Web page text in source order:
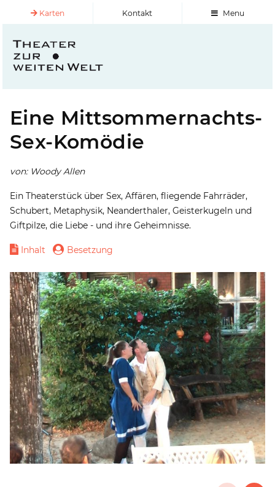
Karten Kontakt Menu
Eine Mittsommernachts-
Sex-Komödie
von: Woody Allen
Ein Theaterstück über Sex, Affären, fliegende Fahrräder,
Schubert, Metaphysik, Neanderthaler, Geisterkugeln und
Giftpilze, die Liebe - und ihre Geheimnisse.
Inhalt Besetzung